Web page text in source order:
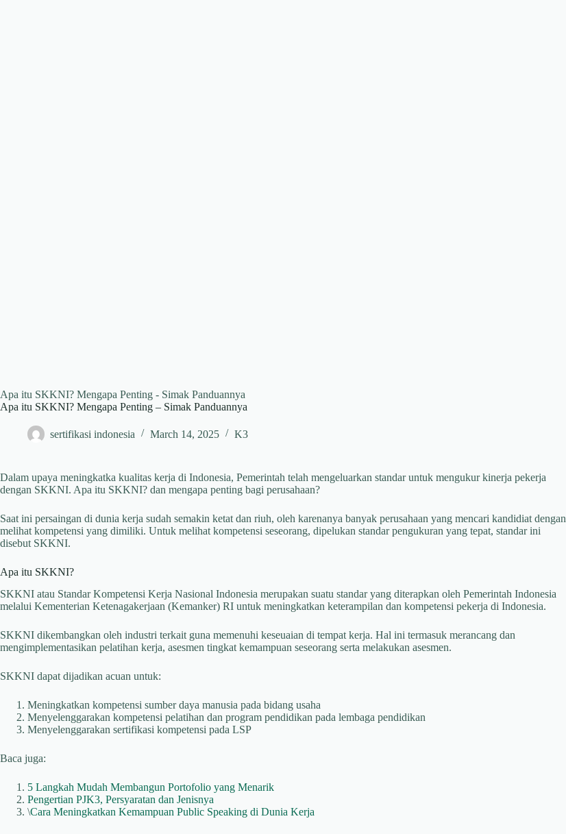
Apa itu SKKNI? Mengapa Penting - Simak Panduannya
Apa itu SKKNI? Mengapa Penting – Simak Panduannya
sertifikasi indonesia March 14, 2025 K3
Dalam upaya meningkatka kualitas kerja di Indonesia, Pemerintah telah mengeluarkan standar untuk mengukur kinerja pekerja
dengan SKKNI. Apa itu SKKNI? dan mengapa penting bagi perusahaan?
Saat ini persaingan di dunia kerja sudah semakin ketat dan riuh, oleh karenanya banyak perusahaan yang mencari kandidiat dengan
melihat kompetensi yang dimiliki. Untuk melihat kompetensi seseorang, dipelukan standar pengukuran yang tepat, standar ini
disebut SKKNI.
Apa itu SKKNI?
SKKNI atau Standar Kompetensi Kerja Nasional Indonesia merupakan suatu standar yang diterapkan oleh Pemerintah Indonesia
melalui Kementerian Ketenagakerjaan (Kemanker) RI untuk meningkatkan keterampilan dan kompetensi pekerja di Indonesia.
SKKNI dikembangkan oleh industri terkait guna memenuhi keseuaian di tempat kerja. Hal ini termasuk merancang dan
mengimplementasikan pelatihan kerja, asesmen tingkat kemampuan seseorang serta melakukan asesmen.
SKKNI dapat dijadikan acuan untuk:
Meningkatkan kompetensi sumber daya manusia pada bidang usaha
Menyelenggarakan kompetensi pelatihan dan program pendidikan pada lembaga pendidikan
Menyelenggarakan sertifikasi kompetensi pada LSP
Baca juga:
5 Langkah Mudah Membangun Portofolio yang Menarik
Pengertian PJK3, Persyaratan dan Jenisnya
\Cara Meningkatkan Kemampuan Public Speaking di Dunia Kerja